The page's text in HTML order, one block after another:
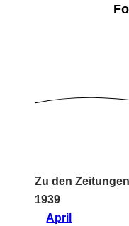
Zu den
1939
April